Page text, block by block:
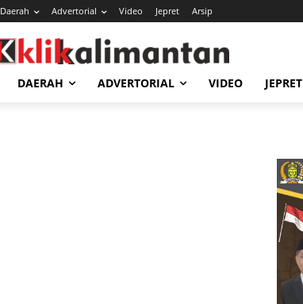
Daerah Advertorial Video Jepret Arsip
DAERAH ADVERTORIAL VIDEO JEPRET